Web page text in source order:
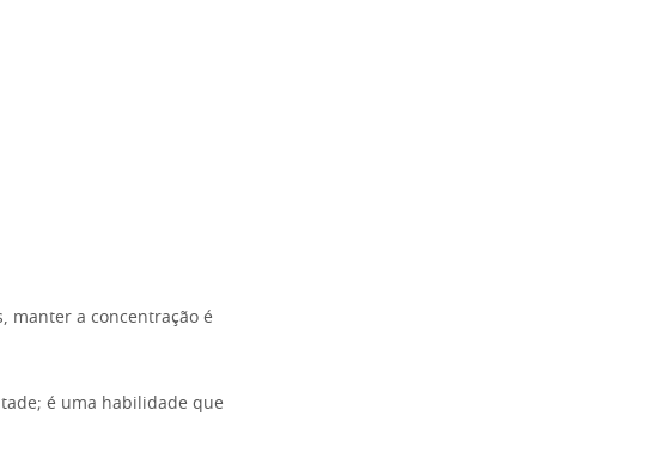
manter a concentração é
é uma habilidade que